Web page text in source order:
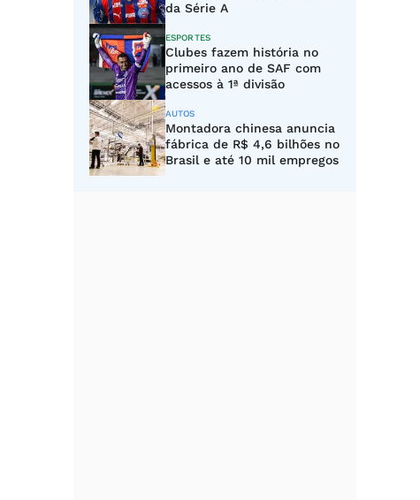
da Série A
ESPORTES
Clubes fazem história no
primeiro ano de SAF com
acessos à 1ª divisão
AUTOS
Montadora chinesa anuncia
fábrica de R$ 4,6 bilhões no
Brasil e até 10 mil empregos